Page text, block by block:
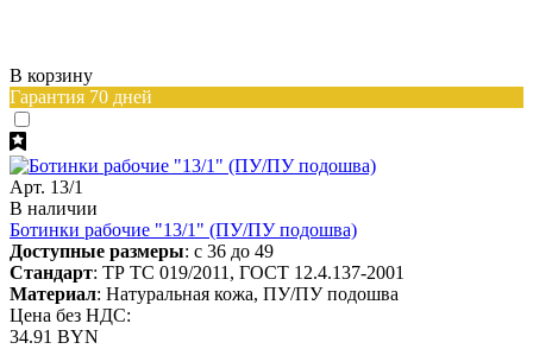
В корзину
Гарантия 70 дней
Арт. 13/1
В наличии
Ботинки рабочие "13/1" (ПУ/ПУ подошва)
Доступные размеры: с 36 до 49
Стандарт: ТР ТС 019/2011, ГОСТ 12.4.137-2001
Материал: Натуральная кожа, ПУ/ПУ подошва
Цена без НДС:
34.91 BYN